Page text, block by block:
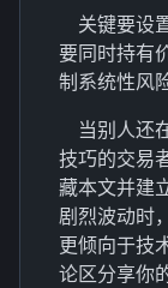
关键要设
要同时持有
制系统性风
当别人还
技巧的交易
藏本文并建
剧烈波动时
更倾向于技
论区分享你